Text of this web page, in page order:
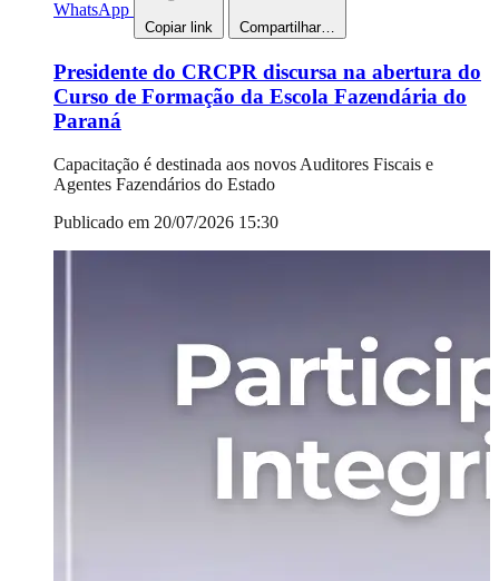
WhatsApp
Copiar link Compartilhar…
Presidente do CRCPR discursa na abertura do
Curso de Formação da Escola Fazendária do
Paraná
Capacitação é destinada aos novos Auditores Fiscais e
Agentes Fazendários do Estado
Publicado em 20/07/2026 15:30